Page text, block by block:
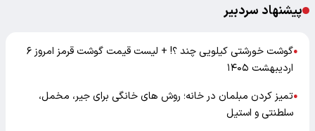
پیشنهاد سردبیر
●
گوشت خورشتی کیلویی چند ؟! + لیست قیمت گوشت قرمز امروز ۶
اردیبهشت ۱۴۰۵
●تمیز کردن مبلمان در خانه؛ روش های خانگی برای جیر، مخمل،
سلطنتی و استیل